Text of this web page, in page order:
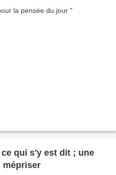
qui s'y est dit ; une
mépriser